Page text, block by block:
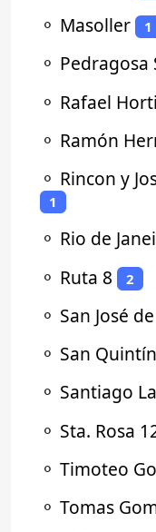
⚬ Masoller 1
⚬ Pedragosa
⚬ Rafael
⚬ Ramón
⚬ Rincon y
1
⚬ Rio de
⚬ Ruta 8 2
⚬ San José
⚬ San
⚬ Santiago
⚬ Sta. Rosa
⚬ Timoteo
⚬ Tomas